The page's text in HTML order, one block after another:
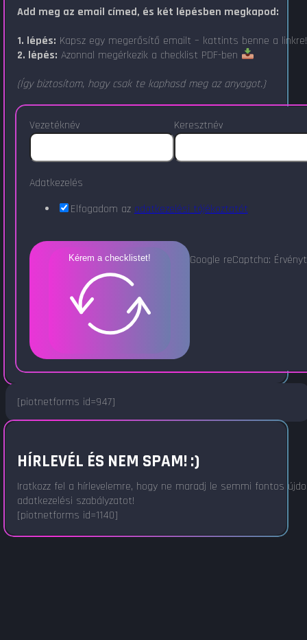
Add meg az email címed, és két lépésben megkapod:
1. lépés: Kapsz egy megerősítő emailt – kattints benne a linkre!
2. lépés: Azonnal megérkezik a checklist PDF-ben
(Így biztosítom, hogy csak te kaphasd meg az anyagot.)
Vezetéknév Keresztnév
Adatkezelés
Elfogadom azadatkezelési tájékoztatót
Kérem a checklistet! Google reCaptcha:
[piotnetforms id=947]
HÍRLEVÉL ÉS NEM SPAM! :)
Iratkozz fel a hírlevelemre, hogy ne maradj le semmi fontos
adatkezelési szabályzatot!
[piotnetforms id=1140]